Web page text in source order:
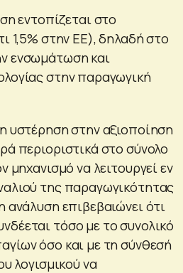
εντοπίζεται στο
1,5% στην ΕΕ), δηλαδή στο
ενσωμάτωση και
στην παραγωγική
υστέρηση στην αξιοποίηση
περιοριστικά στο σύνολο
μηχανισμό να λειτουργεί εν
της παραγωγικότητας
ανάλυση επιβεβαιώνει ότι
τόσο με το συνολικό
όσο και με τη σύνθεσή
λογισμικού να